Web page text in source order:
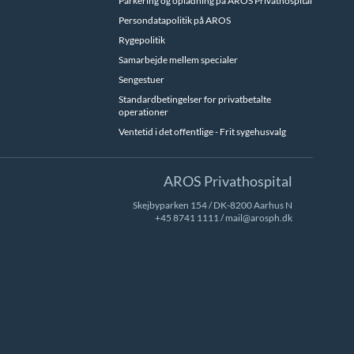
Persondatapolitik på AROS
Rygepolitik
Samarbejde mellem specialer
Sengestuer
Standardbetingelser for privatbetalte
operationer
Ventetid i det offentlige - Frit sygehusvalg
AROS Privathospital
Skejbyparken 154 / DK-8200 Aarhus N
+45 8741 1111/mail@arosph.dk